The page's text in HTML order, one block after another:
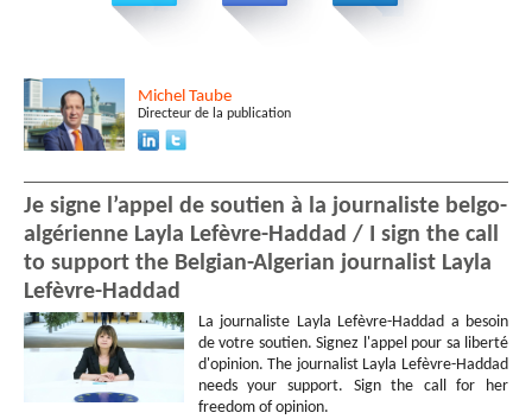
CASTELLI
Sylvie CHAUSSÉE
Yves PAPARUSSO
Jean-Claude
FALL
Hadda BENATIR-Mme
Annie SCHMIDLIN
Pascale GAYRAL
Annie PETITJEAN
Clement GENY
Marie VEY
Patricia PANTENIER
Mme
Simon ASSIOMA
Anne-Marie CUVILLION-
Michel Taube
Directeur de la publication
Je signe l’appel de soutien à la journaliste belgo-
algérienne Layla Lefèvre-Haddad / I sign the call
to support the Belgian-Algerian journalist Layla
Lefèvre-Haddad
La journaliste Layla Lefèvre-Haddad a besoin
de votre soutien. Signez l'appel pour sa liberté
d'opinion. The journalist Layla Lefèvre-Haddad
needs your support. Sign the call for her
freedom of opinion.